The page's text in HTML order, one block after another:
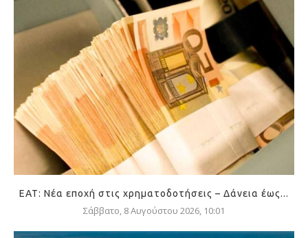
ΕΑΤ: Νέα εποχή στις χρηματοδοτήσεις – Δάνεια έως...
Σάββατο, 8 Αυγούστου 2026, 10:01